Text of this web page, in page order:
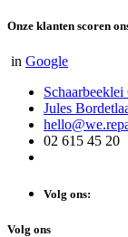
Onze klanten scoren
in Google
Jules
02 615 45 20
Volg ons:
Volg ons